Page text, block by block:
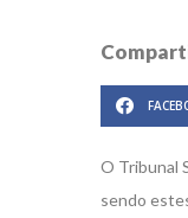
O Tribunal
sendo